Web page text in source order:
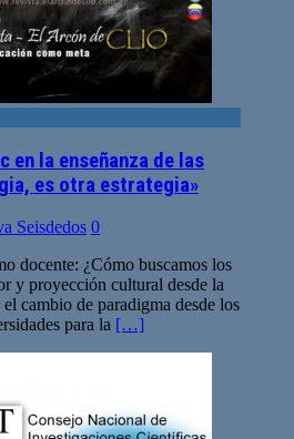
en la enseñanza de las
es otra estrategia»
Seisdedos 0
docente: ¿Cómo buscamos los
y proyección cultural desde la
cambio de paradigma desde los
para la […]